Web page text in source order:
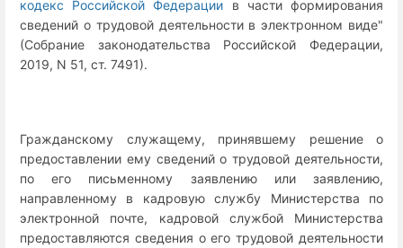
кодекс Российской Федерации в части формирования
сведений о трудовой деятельности в электронном виде"
(Собрание законодательства Российской Федерации,
2019, N 51, ст. 7491).
Гражданскому служащему, принявшему решение о
предоставлении ему сведений о трудовой деятельности,
по его письменному заявлению или заявлению,
направленному в кадровую службу Министерства по
электронной почте, кадровой службой Министерства
предоставляются сведения о его трудовой деятельности